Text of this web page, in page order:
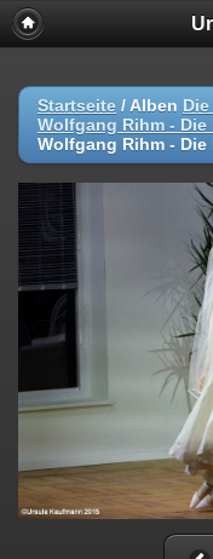
Startseite / Alben
Wolfgang Rihm -
Wolfgang Rihm -